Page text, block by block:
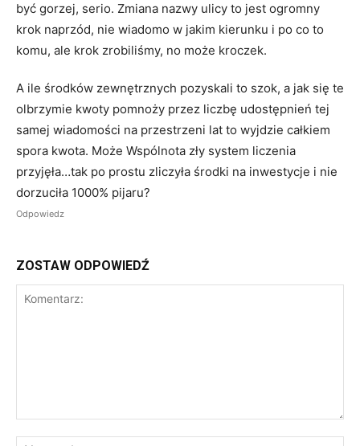
być gorzej, serio. Zmiana nazwy ulicy to jest ogromny
krok naprzód, nie wiadomo w jakim kierunku i po co to
komu, ale krok zrobiliśmy, no może kroczek.
A ile środków zewnętrznych pozyskali to szok, a jak się te
olbrzymie kwoty pomnoży przez liczbę udostępnień tej
samej wiadomości na przestrzeni lat to wyjdzie całkiem
spora kwota. Może Wspólnota zły system liczenia
przyjęła…tak po prostu zliczyła środki na inwestycje i nie
dorzuciła 1000% pijaru?
Odpowiedz
ZOSTAW ODPOWIEDŹ